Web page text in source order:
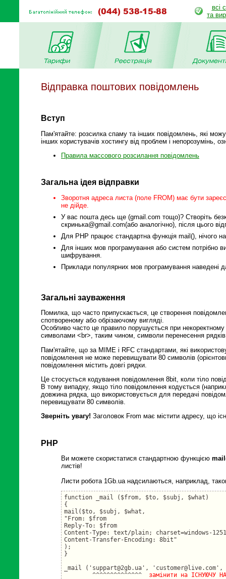
всі
та
Відправка поштових повідомлень
Вступ
Пам'ятайте: розсилка спаму та інших повідомлень, які
інших користувачів хостингу від проблем і непорозумінь,
Правила массового розсилання повідомлень
Загальна ідея відправки
Зворотня адреса листа (поле FROM) має бути
не дійде.
У вас пошта десь ще (gmail.com тощо)? Створіть
скринька@gmail.com(або аналогічно), після цього
Для PHP працює стандартна функція mail(), нічого
Для інших мов програмування або систем потрібно
шифрування.
Приклади популярних мов програмування наведені
Загальні зауваження
Помилка, що часто припускається, це створення
спотвореному або обрізаючому вигляді.
Особливо часто це правило порушується при
символами <br>, таким чином, символи перенесення рядків
Пам'ятайте, що за MIME і RFC стандартами, які
повідомлення не може перевищувати 80 символів
повідомлення містить довгі рядки.
Це стосується кодування повідомлення 8bit, коли тіло
В тому випадку, якщо тіло повідомлення кодується
довжина рядка, що використовується для передачі
перевищувати 80 символів.
Зверніть увагу! Заголовок From має містити адресу, що
PHP
Ви можете скористатися стандартною функцією
листів!
Листи робота 1Gb.ua надсилаються, наприклад,
function _mail ($from, $to, $subj, $what)
{
mail($to, $subj, $what,
"From: $from
Reply-To: $from
Content-Type: text/plain; charset=windows-1251
Content-Transfer-Encoding: 8bit"
);
}
_mail ('suppart@2gb.ua',
        ^^^^^^^^^^^^^^
замінити на ІСНУЮЧУ